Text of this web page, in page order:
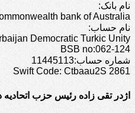
نام بانک:
bank of Australia
نام حساب:
Democratic Turkic Unity
BSB no:062-124
شماره حساب:11445113
Swift Code: Ctbaau2S 2861
اژدر تقی زاده رئیس حزب اتحادیه